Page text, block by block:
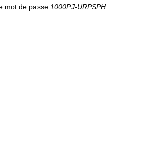
mot de passe 1000PJ-URPSPH